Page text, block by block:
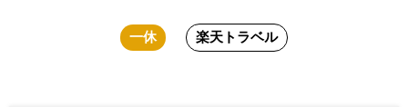
一休 楽天トラベル